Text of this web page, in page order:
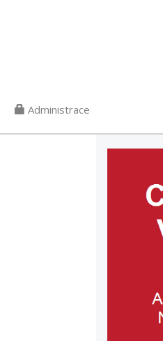
Administrace